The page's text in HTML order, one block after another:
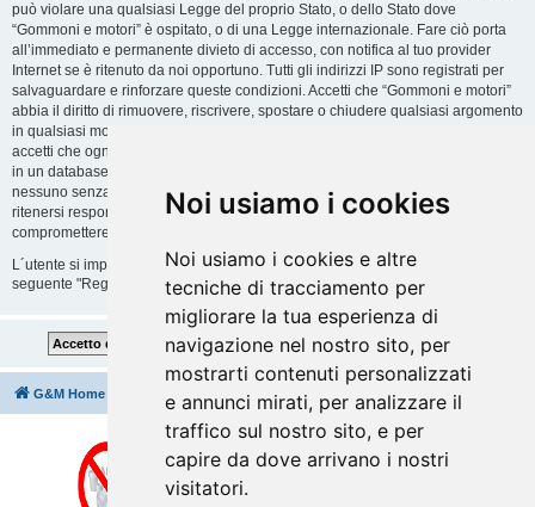
Noi usiamo i cookies
Noi usiamo i cookies e altre
tecniche di tracciamento per
migliorare la tua esperienza di
navigazione nel nostro sito, per
mostrarti contenuti personalizzati
e annunci mirati, per analizzare il
traffico sul nostro sito, e per
capire da dove arrivano i nostri
visitatori.
può violare una qualsiasi Legge del proprio Stato, o dello Stato dove
“Gommoni e motori” è ospitato, o di una Legge internazionale. Fare ciò porta
all’immediato e permanente divieto di accesso, con notifica al tuo provider
Internet se è ritenuto da noi opportuno. Tutti gli indirizzi IP sono registrati per
salvaguardare e rinforzare queste condizioni. Accetti che “Gommoni e motori”
abbia il diritto di rimuovere, riscrivere, spostare o chiudere qualsiasi argomento
in qualsiasi momento lo ritenga necessario. Come fruitore di questo servizio,
accetti che ogni informazione (dato personale) tu abbia inviato sia conservata
in un database. Al contempo queste informazioni non saranno divulgate a
nessuno senza il tuo consenso, né “Gommoni e motori” o phpBB sono da
ritenersi responsabili per qualsiasi violazione al sistema che possa
compromettere queste informazioni.
L´utente si impegna a rispettare le regole del forum indicate nella sezione
seguente "Regole":
Guarda le regole del Forum
G&M Home Tutti gli orari sonoUTC+02:00
Cancella cookie